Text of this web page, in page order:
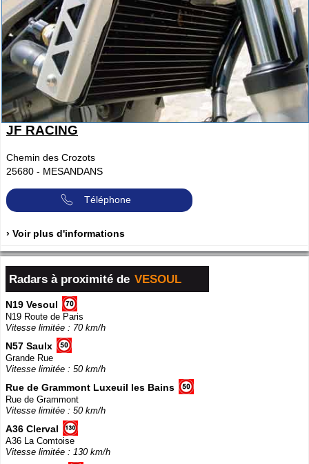
JF RACING
Chemin des Crozots
25680 - MESANDANS
Téléphone
› Voir plus d'informations
Radars à proximité de VESOUL
N19 Vesoul
N19 Route de Paris
Vitesse limitée : 70 km/h
N57 Saulx
Grande Rue
Vitesse limitée : 50 km/h
Rue de Grammont Luxeuil les Bains
Rue de Grammont
Vitesse limitée : 50 km/h
A36 Clerval
A36 La Comtoise
Vitesse limitée : 130 km/h